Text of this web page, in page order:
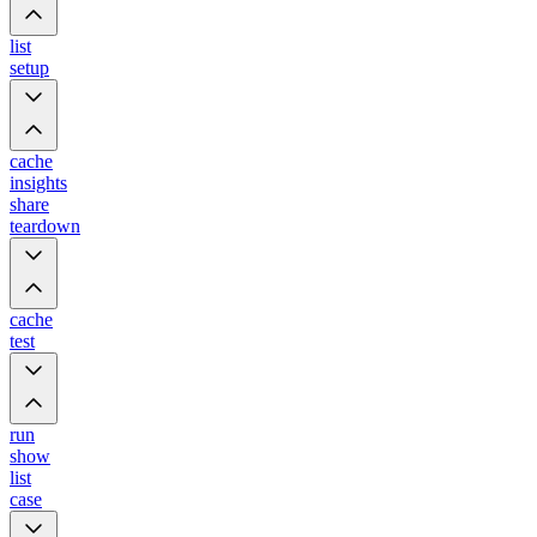
list
setup
cache
insights
share
teardown
cache
test
run
show
list
case